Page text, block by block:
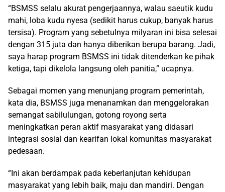
“BSMSS selalu akurat pengerjaannya, walau saeutik kudu
mahi, loba kudu nyesa (sedikit harus cukup, banyak harus
tersisa). Program yang sebetulnya milyaran ini bisa selesai
dengan 315 juta dan hanya diberikan berupa barang. Jadi,
saya harap program BSMSS ini tidak ditenderkan ke pihak
ketiga, tapi dikelola langsung oleh panitia,” ucapnya.
Sebagai momen yang menunjang program pemerintah,
kata dia, BSMSS juga menanamkan dan menggelorakan
semangat sabilulungan, gotong royong serta
meningkatkan peran aktif masyarakat yang didasari
integrasi sosial dan kearifan lokal komunitas masyarakat
pedesaan.
“Ini akan berdampak pada keberlanjutan kehidupan
masyarakat yang lebih baik, maju dan mandiri. Dengan